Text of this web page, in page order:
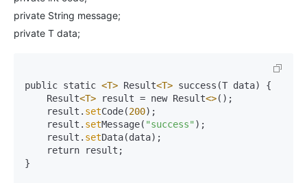
private String message;
private T data;
public static <T> Result<T> success(T data) {
    Result
<T> result = new Result<>();
    result.
setCode(200);
    result.
setMessage( "success" );
    result.
setData(data);
}